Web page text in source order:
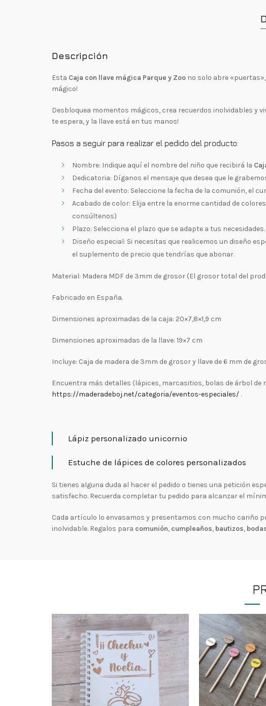
Descripción
Esta Caja con llave mágica Parque y Zoo no solo abre
mágico!
Desbloquea momentos mágicos, crea recuerdos inolvidables y
te espera, y la llave está en tus manos!
Pasos a seguir para realizar el pedido del producto:
Nombre: Indique aquí el nombre del niño que recibirá la
Dedicatoria: Díganos el mensaje que desea que le
Fecha del evento: Seleccione la fecha de la comunión, el
Acabado de color: Elija entre la enorme cantidad de
consúltenos)
Plazo: Selecciona el plazo que se adapte a tus
Diseño especial: Si necesitas que realicemos un diseño
el suplemento de precio que tendrías que abonar.
Material: Madera MDF de 3mm de grosor (El grosor total del
Fabricado en España.
Dimensiones aproximadas de la caja: 20×7,8×1,9 cm
Dimensiones aproximadas de la llave: 19×7 cm
Incluye: Caja de madera de 3mm de grosor y llave de 6 mm de
Encuentra más detalles (lápices, marcasitios, bolas de árbol
https://maderadeboj.net/categoria/eventos-especiales/ .
Lápiz personalizado unicornio
Estuche de lápices de colores personalizados
Si tienes alguna duda al hacer el pedido o tienes una petición
satisfecho. Recuerda completar tu pedido para alcanzar el
Cada artículo lo envasamos y presentamos con mucho cariño
inolvidable. Regalos para comunión, cumpleaños, bautizos,